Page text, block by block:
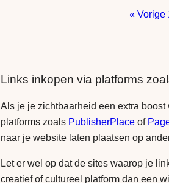
« Vorige
Links inkopen via platforms
Als je je zichtbaarheid een extra
platforms zoals PublisherPlace of
naar je website laten plaatsen op
Let er wel op dat de sites waarop je
creatief of cultureel platform dan een